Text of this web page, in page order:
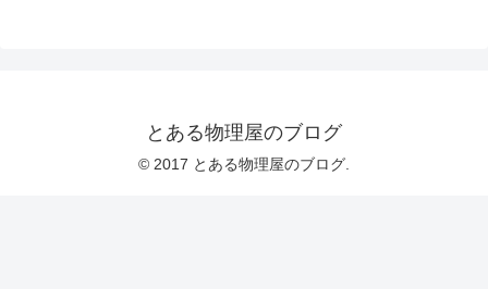
とある物理屋のブログ
© 2017 とある物理屋のブログ.